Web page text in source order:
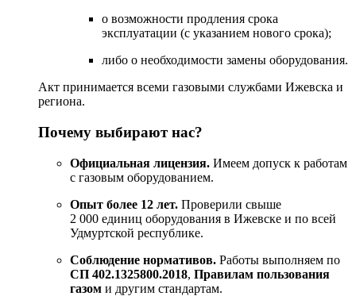
о возможности продления срока
эксплуатации (с указанием нового срока);
либо о необходимости замены оборудования.
Акт принимается всеми газовыми службами Ижевска и
региона.
Почему выбираютнас?
Официальная лицензия. Имеем допуск к работам
с газовым оборудованием.
Опыт более 12 лет. Проверили свыше
2 000 единиц оборудования в Ижевске и по всей
Удмуртской республике.
Соблюдение нормативов. Работы выполняем по
СП 402.1325800.2018, Правилам пользования
газом и другим стандартам.